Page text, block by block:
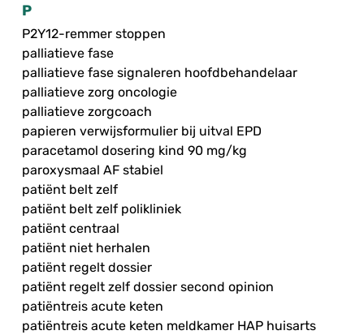
P
P2Y12-remmer stoppen
palliatieve fase
palliatieve fase signaleren hoofdbehandelaar
palliatieve zorg oncologie
palliatieve zorgcoach
papieren verwijsformulier bij uitval EPD
paracetamol dosering kind 90 mg/kg
paroxysmaal AF stabiel
patiënt belt zelf
patiënt belt zelf polikliniek
patiënt centraal
patiënt niet herhalen
patiënt regelt dossier
patiënt regelt zelf dossier second opinion
patiëntreis acute keten
patiëntreis acute keten meldkamer HAP huisarts